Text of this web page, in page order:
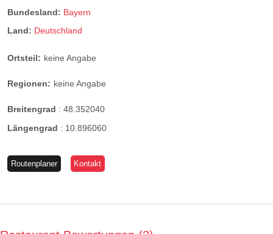
Bundesland: Bayern
Land: Deutschland
Ortsteil: keine Angabe
Regionen: keine Angabe
Breitengrad : 48.352040
Längengrad : 10.896060
Routenplaner Kontakt